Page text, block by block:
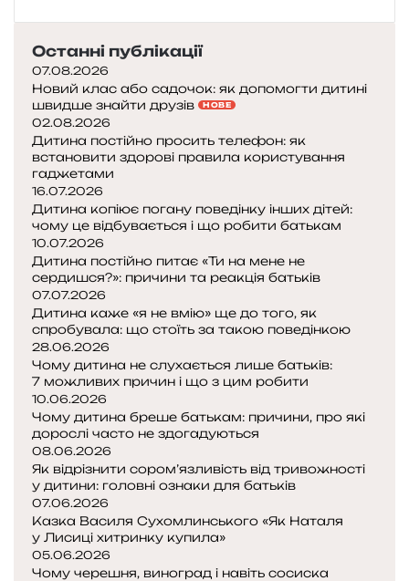
к
а
з
о
к
у
р
о
з
в
и
т
к
у
е
м
о
ц
і
й
т
а
м
в
л
е
Останні публікації
07.08.2026
Новий клас або садочок: як допомогти дитині
швидше знайти друзів
НОВЕ
02.08.2026
Дитина постійно просить телефон: як
встановити здорові правила користування
гаджетами
16.07.2026
Дитина копіює погану поведінку інших дітей:
чому це відбувається і що робити батькам
10.07.2026
Дитина постійно питає «Ти на мене не
сердишся?»: причини та реакція батьків
07.07.2026
Дитина каже «я не вмію» ще до того, як
спробувала: що стоїть за такою поведінкою
28.06.2026
Чому дитина не слухається лише батьків:
7 можливих причин і що з цим робити
10.06.2026
Чому дитина бреше батькам: причини, про які
дорослі часто не здогадуються
08.06.2026
Як відрізнити сором’язливість від тривожності
у дитини: головні ознаки для батьків
07.06.2026
Казка Василя Сухомлинського «Як Наталя
у Лисиці хитринку купила»
05.06.2026
Чому черешня, виноград і навіть сосиска